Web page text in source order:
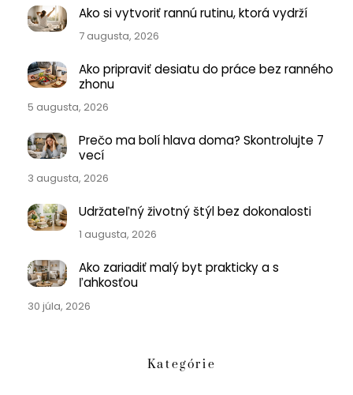
Ako si vytvoriť rannú rutinu, ktorá vydrží
7 augusta, 2026
Ako pripraviť desiatu do práce bez ranného
zhonu
5 augusta, 2026
Prečo ma bolí hlava doma? Skontrolujte 7
vecí
3 augusta, 2026
Udržateľný životný štýl bez dokonalosti
1 augusta, 2026
Ako zariadiť malý byt prakticky a s
ľahkosťou
30 júla, 2026
Kategórie